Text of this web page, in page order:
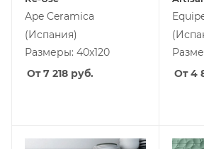
Ape Ceramica
(Испания)
Размеры: 40x120
От 7 218 руб.
От 4